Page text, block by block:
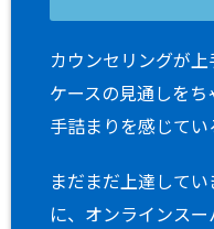
カウンセリングが上
ケースの見通しをち
手詰まりを感じてい
まだまだ上達して
に、オンラインス